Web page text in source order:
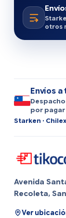
otros
Envíos a
por
Starken ·
Avenida
Recoleta,
Ver